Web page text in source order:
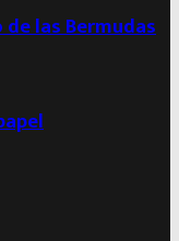
las Bermudas